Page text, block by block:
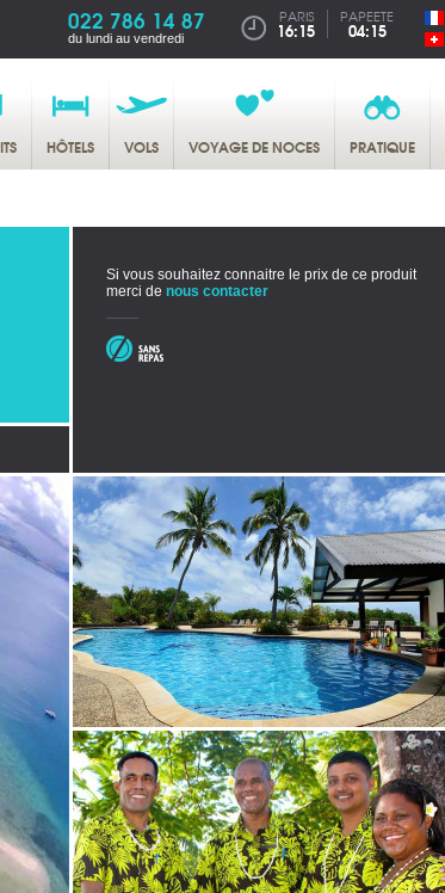
022 786 14 87
du lundi au vendredi
PARIS
16:15
PAPEETE
04:15
HÔTELS VOLS VOYAGE DE NOCES PRATIQUE
Si vous souhaitez connaitre le prix de ce produit
merci de nous contacter